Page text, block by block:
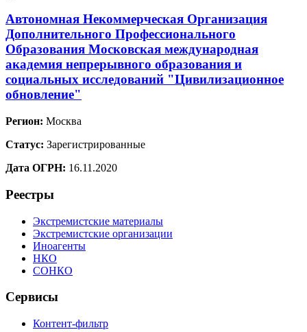
Автономная Некоммерческая Организация
Дополнительного Профессионального
Образования Московская международная
академия непрерывного образования и
социальных исследований "Цивилизационное
обновление"
Регион: Москва
Статус: Зарегистрированные
Дата ОГРН: 16.11.2020
Реестры
Экстремистские материалы
Экстремистские организации
Иноагенты
НКО
СОНКО
Сервисы
Контент-фильтр